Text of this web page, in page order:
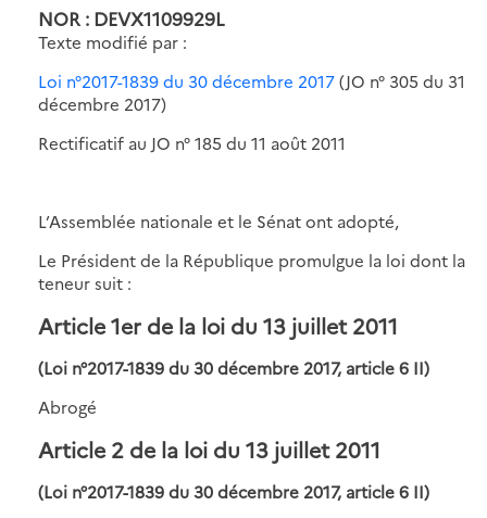
NOR : DEVX1109929L
Texte modifié par :
Loi n°2017-1839 du 30 décembre 2017(JO n° 305 du 31
décembre 2017)
Rectificatif au JO n° 185 du 11 août 2011
L’Assemblée nationale et le Sénat ont adopté,
Le Président de la République promulgue la loi dont la
teneur suit :
Article 1er de la loi du 13 juillet 2011
(Loi n°2017-1839 du 30 décembre 2017, article 6 II)
Abrogé
Article 2 de la loi du 13 juillet 2011
(Loi n°2017-1839 du 30 décembre 2017, article 6 II)